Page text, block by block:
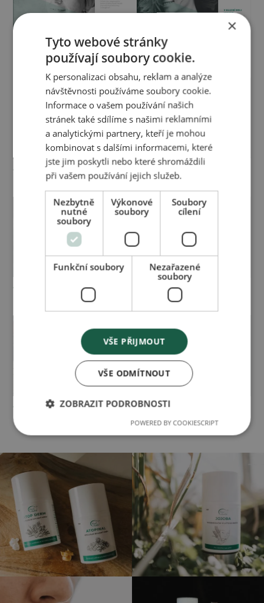
AKH magazín -
Regenerační krémy
AKH magazín -
Lecitinové krémy a séra
AKH magazín - Péče o
AKH magazín - Péče o
pleť
AKH magazín -
Koupelové oleje
AKH magazín - Intimní
přípravky
AKH Magazín -
Sportování
AKH magazín -
speciální přípravky
×
Tyto webové stránky
používají soubory cookie.
K personalizaci obsahu, reklam a analýze
návštěvnosti používáme soubory cookie.
Informace o vašem používání našich
stránek také sdílíme s našimi reklamními
a analytickými partnery, kteří je mohou
kombinovat s dalšími informacemi, které
jste jim poskytli nebo které shromáždili
při vašem používání jejich služeb.
Nezbytně
nutné
soubory
Výkonové
soubory
Soubory
cílení
Funkční soubory
Nezařazené
soubory
VŠE PŘIJMOUT
VŠE ODMÍTNOUT
ZOBRAZIT PODROBNOSTI
POWERED BY COOKIESCRIPT